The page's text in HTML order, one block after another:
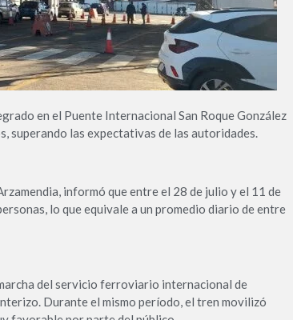
en el Puente Internacional San Roque González
superando las expectativas de las autoridades.
informó que entre el 28 de julio y el 11 de
lo que equivale a un promedio diario de entre
del servicio ferroviario internacional de
Durante el mismo período, el tren movilizó